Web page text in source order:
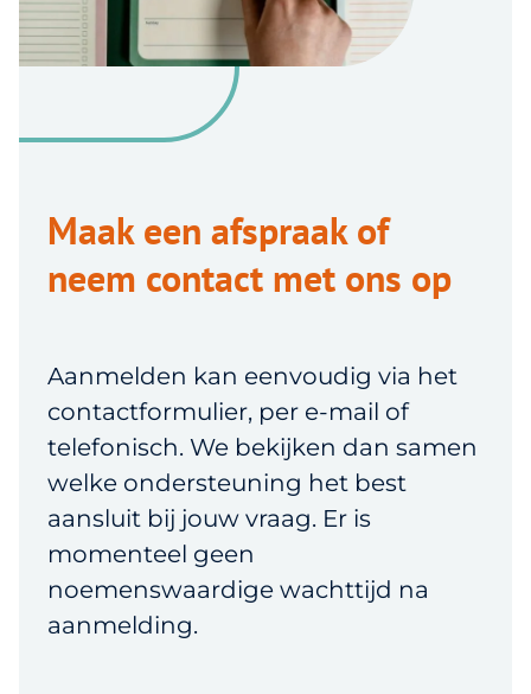
Maak een afspraak of
neem contact met ons op
Aanmelden kan eenvoudig via het
contactformulier, per e-mail of
telefonisch. We bekijken dan samen
welke ondersteuning het best
aansluit bij jouw vraag. Er is
momenteel geen
noemenswaardige wachttijd na
aanmelding.